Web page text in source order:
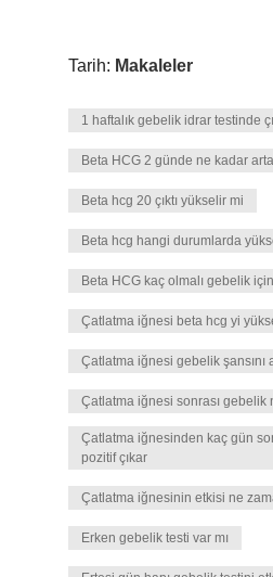
Tarih: Makaleler
1 haftalık gebelik idrar testinde
Beta HCG 2 günde ne kadar
Beta hcg 20 çıktı yükselir mi
Beta hcg hangi durumlarda
Beta HCG kaç olmalı gebelik için
Çatlatma iğnesi beta hcg yi
Çatlatma iğnesi gebelik şansını
Çatlatma iğnesi sonrası gebelik
Çatlatma iğnesinden kaç gün
pozitif çıkar
Çatlatma iğnesinin etkisi ne
Erken gebelik testi var mı